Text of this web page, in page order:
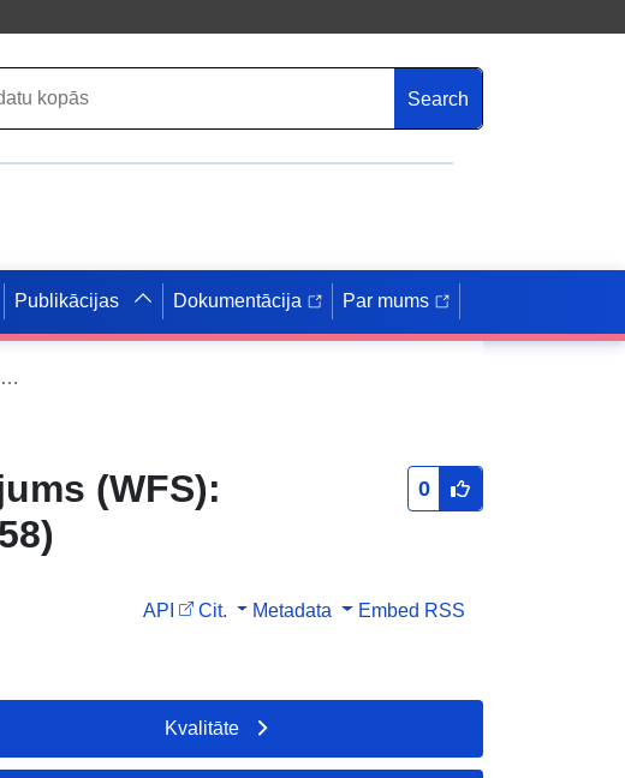
Search
Publikācijas Dokumentācija Par mums
Datu kopas tiešās lejupielādes pakalpojums (WFS): Mālu sajaukšana un pietūkums Nièvre (58)
(WFS):
0
API Cit. Metadata Embed RSS
Kvalitāte